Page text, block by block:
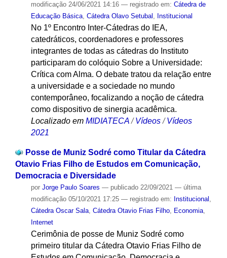
modificação24/06/2021 14:16 — registrado em: Cátedra de
Educação Básica, Cátedra Olavo Setubal , Institucional
No 1º Encontro Inter-Cátedras do IEA,
catedráticos, coordenadores e professores
integrantes de todas as cátedras do Instituto
participaram do colóquio Sobre a Universidade:
Crítica com Alma. O debate tratou da relação entre
a universidade e a sociedade no mundo
contemporâneo, focalizando a noção de cátedra
como dispositivo de sinergia acadêmica.
Localizado em MIDIATECA /Vídeos /Vídeos
2021
Posse de Muniz Sodré como Titular da Cátedra
Otavio Frias Filho de Estudos em Comunicação,
Democracia e Diversidade
por Jorge Paulo Soares — publicado22/09/2021 — última
modificação05/10/2021 17:25 — registrado em: Institucional ,
Cátedra Oscar Sala, Cátedra Otavio Frias Filho, Economia,
Internet
Cerimônia de posse de Muniz Sodré como
primeiro titular da Cátedra Otavio Frias Filho de